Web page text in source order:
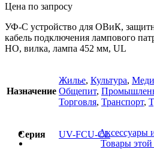
Цена по запросу
УФ-С устройство для ОВиК,
кабель подключения лампового
HO, вилка, лампа 452 мм, UL
Назначение
Жилье, Культура,
Общепит,
Торговля, Транспорт,
Серия UV-FCU-CLАксессуары
Товары